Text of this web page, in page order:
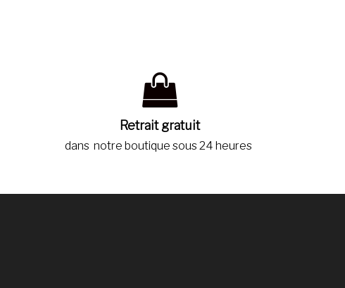
Retrait gratuit
dans notre boutique sous 24 heures